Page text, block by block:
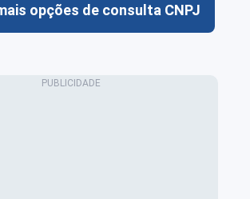
opções de consulta CNPJ